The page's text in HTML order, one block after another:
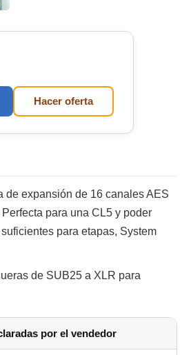
Hacer oferta
de expansión de 16 canales AES
para una CL5 y poder
para etapas, System
de SUB25 a XLR para
por el vendedor